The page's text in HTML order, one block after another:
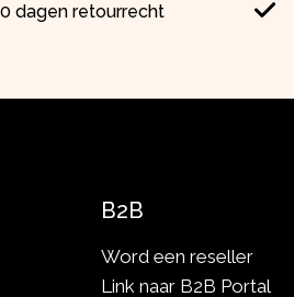
dagen retourrecht
B2B
Word een reseller
Link naar B2B Portal